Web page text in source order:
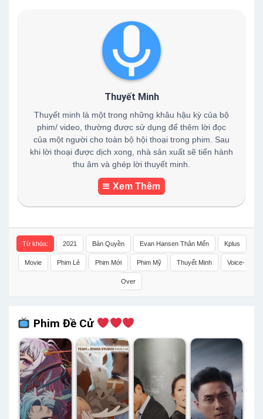
Thuyết Minh
Thuyết minh là một trong những khâu hậu kỳ của bộ
phim/ video, thường được sử dụng để thêm lời đọc
của một người cho toàn bộ hội thoại trong phim. Sau
khi lời thoại được dịch xong, nhà sản xuất sẽ tiến hành
thu âm và ghép lời thuyết minh.
Xem Thêm
Từ khóa: 2021 Bản Quyền Evan Hansen Thân Mến Kplus
Movie Phim Lẻ Phim Mới Phim Mỹ Thuyết Minh Voice-
Over
Phim Đề Cử